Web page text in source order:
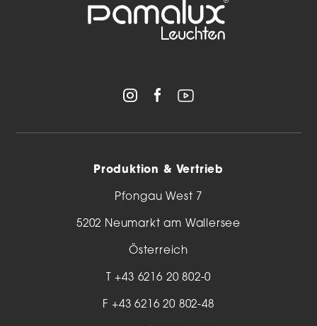
Produktion & Vertrieb
Pfongau West 7
5202 Neumarkt am Wallersee
Österreich
T+43 6216 20 802-0
F +43 6216 20 802-48